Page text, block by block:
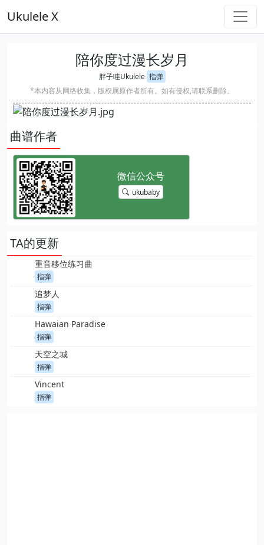
Ukulele X
陪你度过漫长岁月
胖子哇Ukulele 指弹
*本内容从网络收集，版权属原作者所有。如有侵权,请联系删除。
曲谱作者
ukubaby
TA的更新
重音移位练习曲
指弹
追梦人
指弹
Hawaian Paradise
指弹
天空之城
指弹
Vincent
指弹